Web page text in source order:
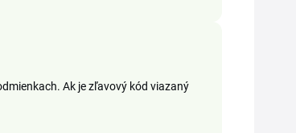
Ak je zľavový kód viazaný